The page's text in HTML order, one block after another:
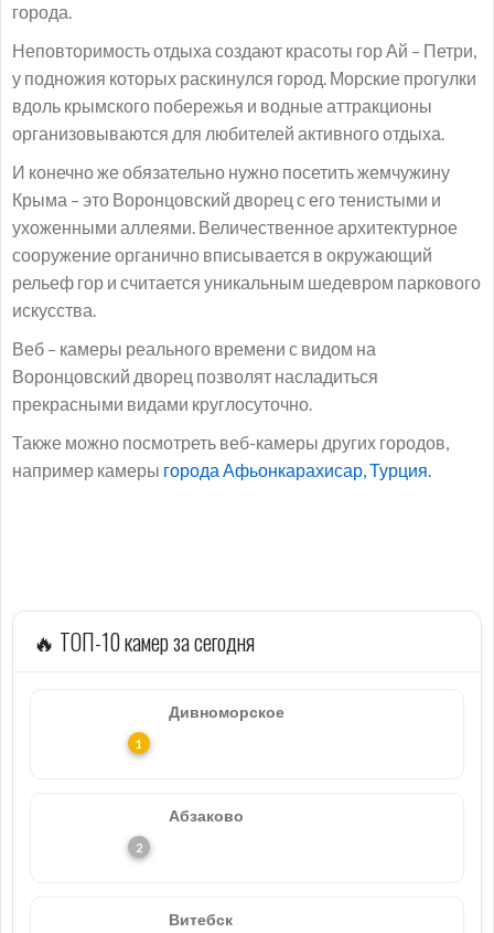
города.
Неповторимость отдыха создают красоты гор Ай – Петри,
у подножия которых раскинулся город. Морские прогулки
вдоль крымского побережья и водные аттракционы
организовываются для любителей активного отдыха.
И конечно же обязательно нужно посетить жемчужину
Крыма – это Воронцовский дворец с его тенистыми и
ухоженными аллеями. Величественное архитектурное
сооружение органично вписывается в окружающий
рельеф гор и считается уникальным шедевром паркового
искусства.
Веб – камеры реального времени с видом на
Воронцовский дворец позволят насладиться
прекрасными видами круглосуточно.
Также можно посмотреть веб-камеры других городов,
например камеры города Афьонкарахисар, Турция.
🔥 ТОП-10 камер за сегодня
Дивноморское
Абзаково
Витебск